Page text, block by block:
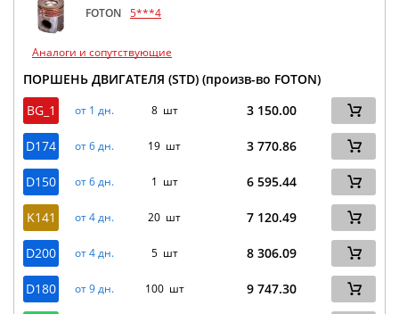
FOTON 5***4
Аналоги и сопутствующие
ПОРШЕНЬ ДВИГАТЕЛЯ (STD) (произв-во FOTON)
BG_1
от 1 дн. 8 шт 3 150.00
D174 от 6 дн. 19 шт 3 770.86
D150 от 6 дн. 1 шт 6 595.44
K141 от 4 дн. 20 шт 7 120.49
D200 от 4 дн. 5 шт 8 306.09
D180 от 9 дн. 100 шт 9 747.30